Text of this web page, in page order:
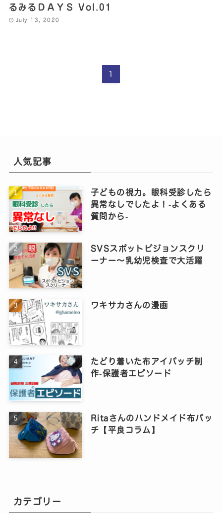
るみるＤＡＹＳ Vol.01
July 13, 2020
1
人気記事
子どもの視力。眼科受診したら
異常なしでしたよ！‐よくある
質問から‐
SVSスポットビジョンスクリ
ーナー～乳幼児検査で大活躍
ワキサカさんの漫画
たどり着いた布アイパッチ制
作‐保護者エピソード
Ritaさんのハンドメイド布パッ
チ【平良コラム】
カテゴリー